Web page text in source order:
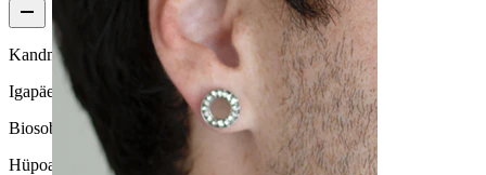
Kandmissagedus
Igapäeva kasutus
Biosobivus
Hüpoallergeenne